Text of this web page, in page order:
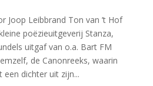
Joop Leibbrand Ton van ’t Hof
poëzieuitgeverij Stanza,
uitgaf van o.a. Bart FM
de Canonreeks, waarin
dichter uit zijn...